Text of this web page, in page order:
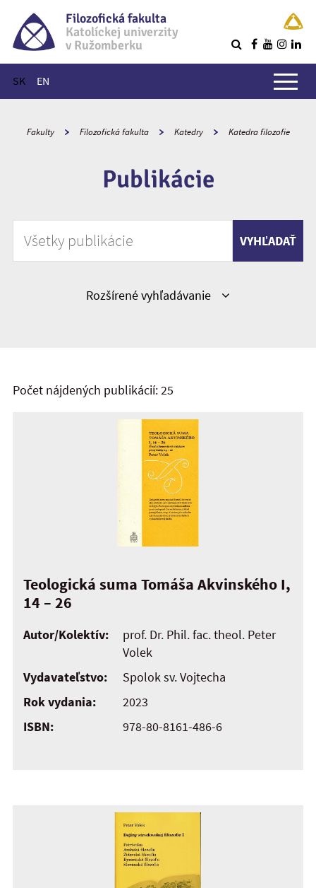
Filozofická fakulta
Katolíckej univerzity
v Ružomberku
SK EN
Hlavné menu
Fakulty Filozofická fakulta Katedry Katedra filozofie
Publikácie
Vyhľadávať podľa kľúčového slova
VYHĽADAŤ
Zobraziť
Rozšírené vyhľadávanie
Počet nájdených publikácií: 25
Teologická suma Tomáša Akvinského I,
14 – 26
Autor/Kolektív:
prof. Dr. Phil. fac. theol. Peter
Volek
Vydavateľstvo:
Spolok sv. Vojtecha
Rok vydania:
2023
ISBN:
978-80-8161-486-6